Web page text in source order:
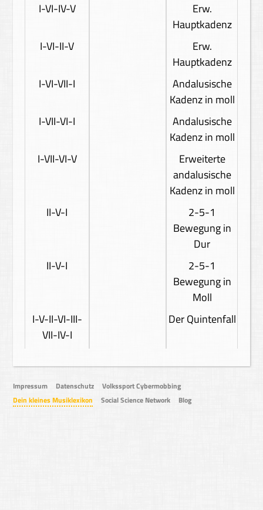
I-VI-IV-V
Erw.
Hauptkadenz
I-VI-II-V
Erw.
Hauptkadenz
I-VI-VII-I
Andalusische
Kadenz in moll
I-VII-VI-I
Andalusische
Kadenz in moll
I-VII-VI-V
Erweiterte
andalusische
Kadenz in moll
II-V-I
2-5-1
Bewegung in
Dur
II-V-I
2-5-1
Bewegung in
Moll
I-V-II-VI-III-
VII-IV-I
Der Quintenfall
Impressum Datenschutz
Volkssport Cybermobbing
Dein kleines Musiklexikon
Social Science Network Blog